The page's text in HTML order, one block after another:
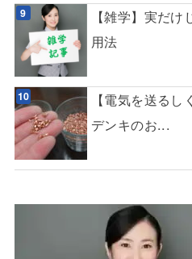
【雑学】実だ
用法
【電気を送るし
デンキのお...